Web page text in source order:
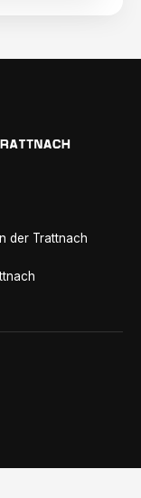
der Trattnach